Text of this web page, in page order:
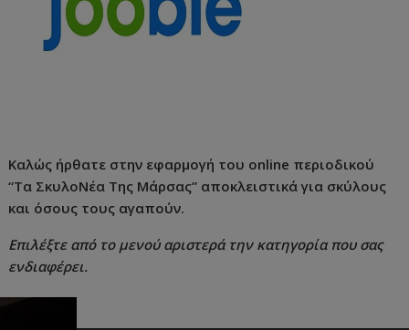
Καλώς ήρθατε στην εφαρμογή του online περιοδικού
“Τα ΣκυλοΝέα Της Μάρσας” αποκλειστικά για σκύλους
και όσους τους αγαπούν.
Επιλέξτε από το μενού αριστερά την κατηγορία που σας
ενδιαφέρει.